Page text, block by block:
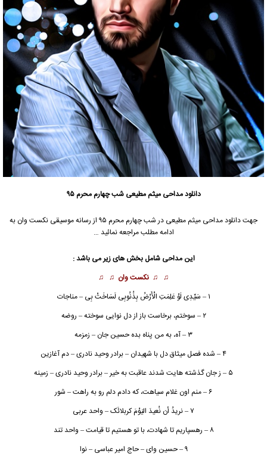
دانلود مداحی میثم مطیعی شب چهارم محرم ۹۵
جهت دانلود مداحی میثم مطیعی
در شب چهارم محرم ۹۵ از رسانه موسیقی نکست وان به
ادامه مطلب مراجعه نمائید …
این مداحی شامل بخش های زیر می باشد :
♫ ♫ نکست وان ♫ ♫
۱ – سَیِّدِی لَوْ عَلِمَتِ الْأَرْضُ بِذُنُوبِی لَسَاخَتْ بِی – مناجات
۲ – سوختم، برخاست باز از دل نوایی سوخته – روضه
۳ – آه، به من پناه بده حسین جان – زمزمه
۴ – شده فصل میثاق دل با شهیدان – برادر وحید نادری – دم آغازین
۵ – ز جان گذشته هایت شدند عاقبت به خیر – برادر وحید نادری – زمینه
۶ – منم اون غلام سیاهت، که دادم دلم رو به راهت – شور
۷ – نریدُ أن نُعیدَ الیَوْمَ کربلائَک – واحد عربی
۸ – رهسپاریم تا شهادت، با تو هستیم تا قیامت – واحد تند
۹ – حسین وای – حاج امیر عباسی – نوا